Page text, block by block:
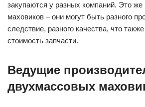
закупаются у разных компаний. Это же
маховиков – они могут быть разного
следствие, разного качества, что
стоимость запчасти.
Ведущие
двухмассовых